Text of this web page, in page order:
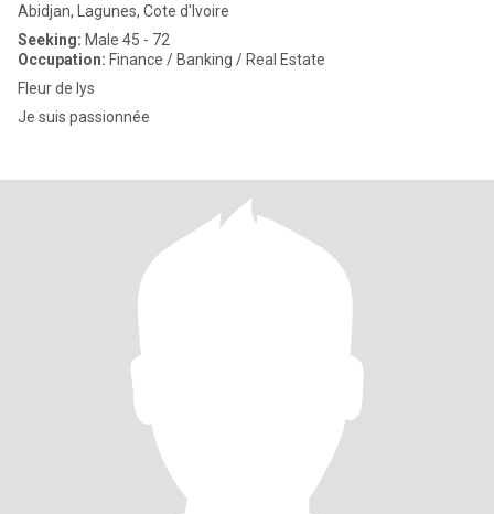
Abidjan, Lagunes, Cote d'Ivoire
Seeking: Male 45 - 72
Occupation: Finance / Banking / Real Estate
Fleur de lys
Je suis passionnée